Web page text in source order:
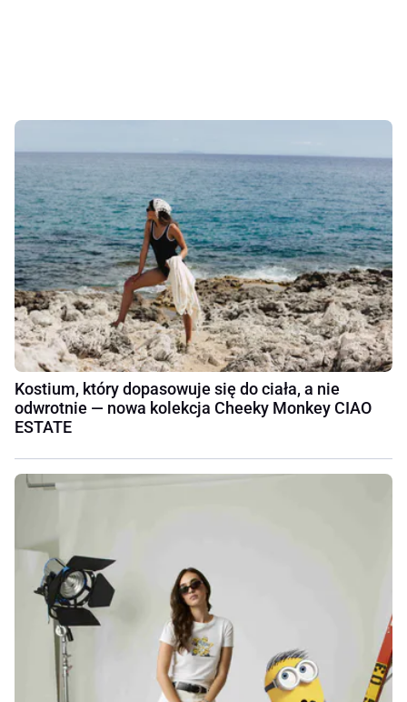
Kostium, który dopasowuje się do ciała, a nie
odwrotnie — nowa kolekcja Cheeky Monkey CIAO
ESTATE